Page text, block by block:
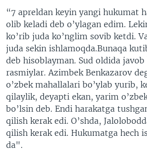
XABARLAR SURATLARDA
TELEGRAM
TWITTER
SOUNDCLOUD
VOA
“7 apreldan keyin yangi hukumat
olib keladi deb o’ylagan edim.
ko’rib juda ko’nglim sovib ketdi.
juda sekin ishlamoqda.Bunaqa
deb hisoblayman. Sud oldida
rasmiylar. Azimbek Benkazarov
o’zbek mahallalari bo’ylab yurib,
qilaylik, deyapti ekan, yarim
bo’lsin deb. Endi harakatga
qilish kerak edi. O’shda,
qilish kerak edi. Hukumatga hech
da".